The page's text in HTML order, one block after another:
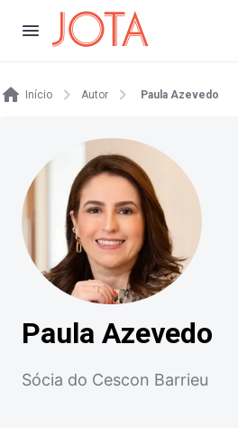
Início Autor Paula Azevedo
Paula Azevedo
Sócia do Cescon Barrieu